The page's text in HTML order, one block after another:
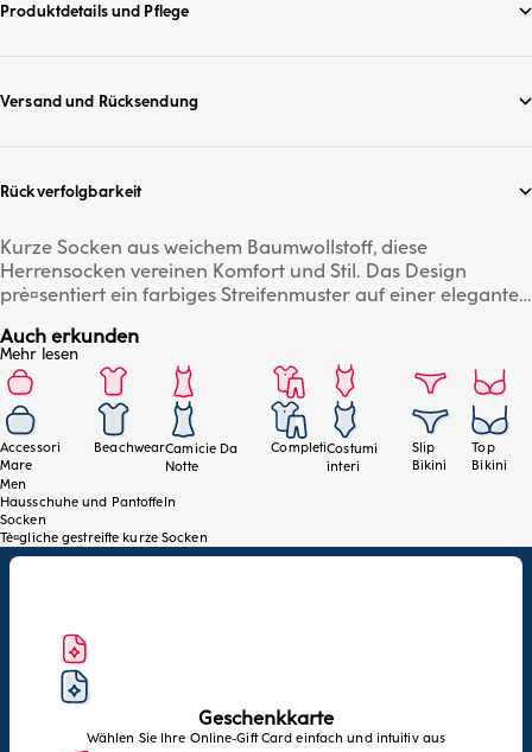
Produktdetails und Pflege
Versand und Rücksendung
Rückverfolgbarkeit
Kurze Socken aus weichem Baumwollstoff, diese
Herrensocken vereinen Komfort und Stil. Das Design
prè¤sentiert ein farbiges Streifenmuster auf einer eleganten
Akzenten.
Mehr lesen
Auch erkunden
Accessori
Mare
BeachwearCamicie Da
Notte
CompletiCostumi
interi
Slip
Bikini
Top
Bikini
Men
Hausschuhe und Pantoffeln
Socken
Tè¤gliche gestreifte kurze Socken
Geschenkkarte
Wählen Sie Ihre Online-Gift Card einfach und intuitiv aus